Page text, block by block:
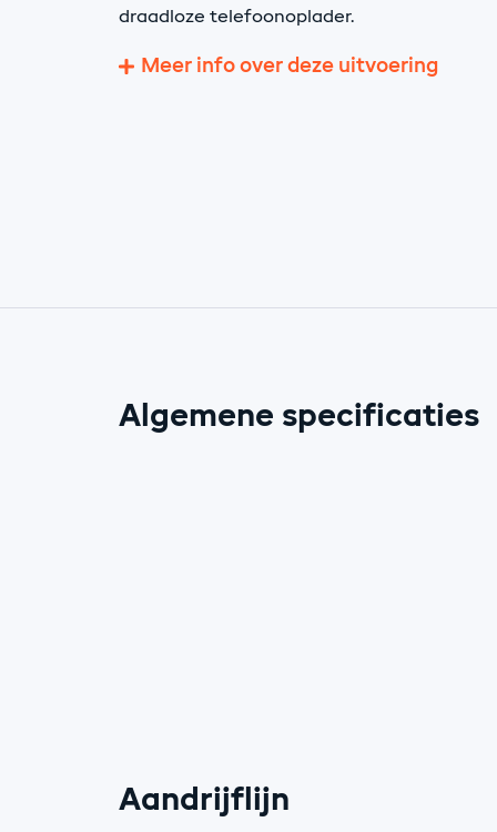
draadloze telefoonoplader.
Meer info over deze uitvoering
Algemene specificaties
Aandrijflijn